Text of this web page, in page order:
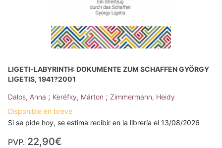
LIGETI-LABYRINTH: DOKUMENTE ZUM SCHAFFEN GYÖRGY
LIGETIS, 1941?2001
Dalos, Anna ; Keréfky, Márton ; Zimmermann, Heidy
Disponible en breve
Si se pide hoy, se estima recibir en la librería el 13/08/2026
PVP. 22,90€